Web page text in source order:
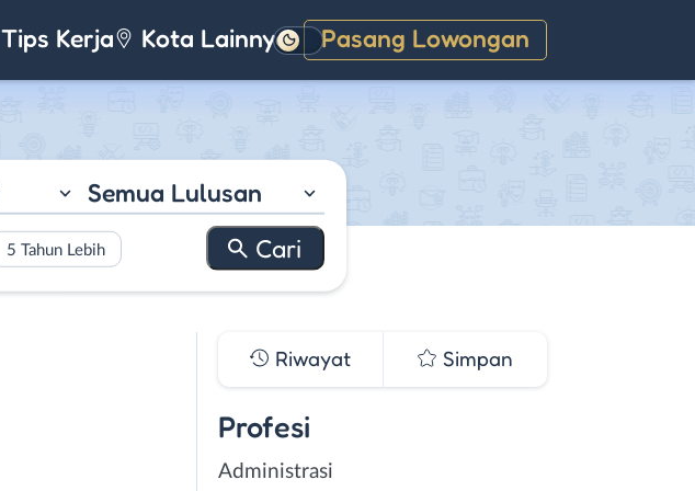
Tips Kerja Kota Lainnya Pasang Lowongan
Gelap
Semua Lulusan
5 Tahun Lebih
Riwayat Simpan
Profesi
Administrasi